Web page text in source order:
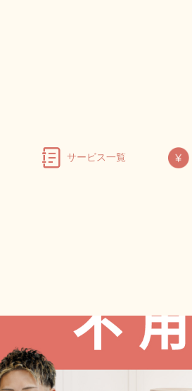
サービス一覧